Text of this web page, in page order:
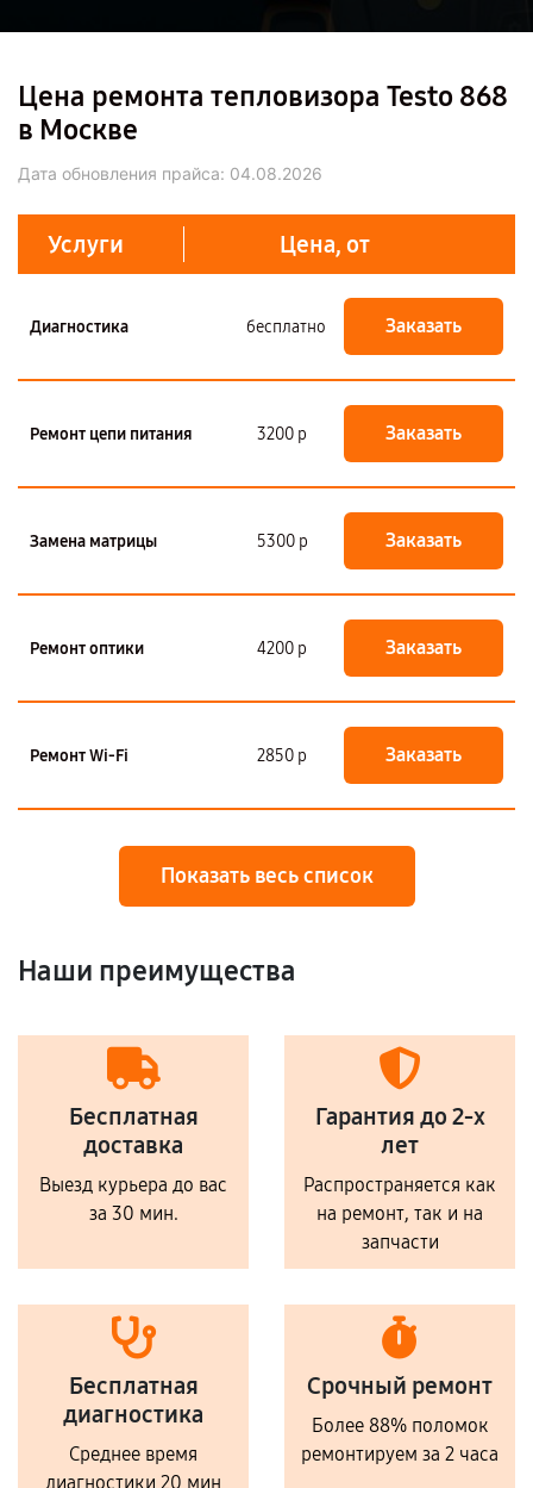
Цена ремонта тепловизора Testo 868
в Москве
Дата обновления прайса: 04.08.2026
Услуги Цена, от
Диагностика бесплатно Заказать
Ремонт цепи питания 3200 р Заказать
Замена матрицы 5300 р Заказать
Ремонт оптики 4200 р Заказать
Ремонт Wi-Fi 2850 р Заказать
Показать весь список
Наши преимущества
Бесплатная
доставка
Выезд курьера до вас
за 30 мин.
Гарантия до 2-х
лет
Распространяется как
на ремонт, так и на
запчасти
Бесплатная
диагностика
Среднее время
диагностики 20 мин
Срочный ремонт
Более 88% поломок
ремонтируем за 2 часа